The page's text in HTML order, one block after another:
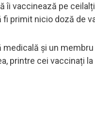
îi vaccinează pe
fi primit nicio doză de
și un
printre cei vaccinați